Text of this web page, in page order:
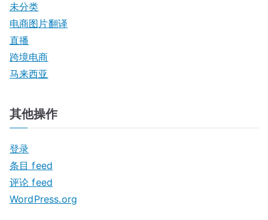
未分类
电商图片翻译
直播
跨境电商
马来西亚
其他操作
登录
条目 feed
评论 feed
WordPress.org